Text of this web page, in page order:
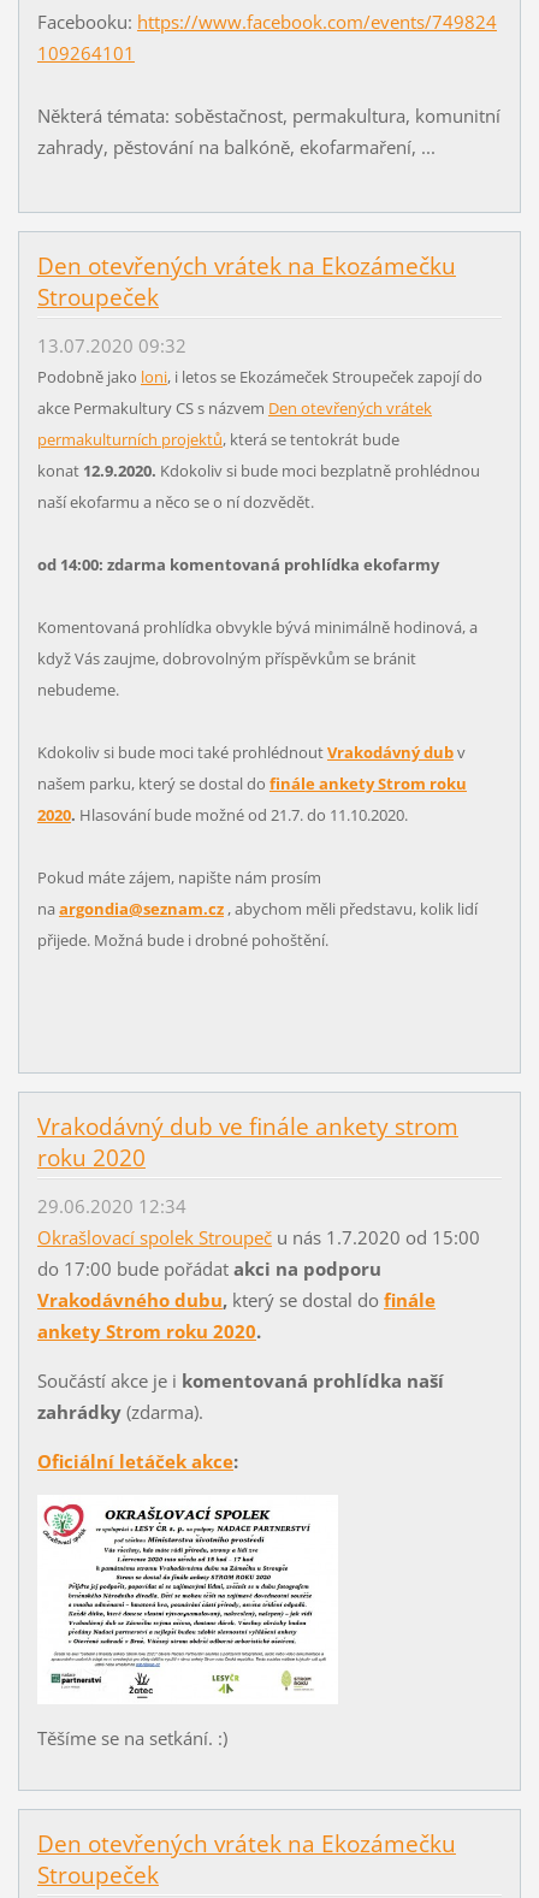
Facebooku: https://www.facebook.com/events/749824
109264101
Některá témata: soběstačnost, permakultura, komunitní
zahrady, pěstování na balkóně, ekofarmaření, ...
Den otevřených vrátek na Ekozámečku
Stroupeček
13.07.2020 09:32
Podobně jako loni, i letos se Ekozámeček Stroupeček zapojí do
akce Permakultury CS s názvem Den otevřených vrátek
permakulturních projektů, která se tentokrát bude
konat 12.9.2020. Kdokoliv si bude moci bezplatně prohlédnou
naší ekofarmu a něco se o ní dozvědět.
od 14:00: zdarma komentovaná prohlídka ekofarmy
Komentovaná prohlídka obvykle bývá minimálně hodinová, a
když Vás zaujme, dobrovolným příspěvkům se bránit
nebudeme.
Kdokoliv si bude moci také prohlédnoutVrakodávný dubv
našem parku, který se dostal do finále ankety Strom roku
2020. Hlasování bude možné od 21.7. do 11.10.2020.
Pokud máte zájem, napište nám prosím
na argondia@seznam.cz, abychom měli představu, kolik lidí
přijede. Možná bude i drobné pohoštění.
Vrakodávný dub ve finále ankety strom
roku 2020
29.06.2020 12:34
Okrašlovací spolek Stroupeču nás 1.7.2020 od 15:00
do 17:00 bude pořádat akci na podporu
Vrakodávného dubu, který se dostal do finále
ankety Strom roku 2020.
Součástí akce je i komentovaná prohlídka naší
zahrádky(zdarma).
Oficiální letáček akce:
Těšíme se na setkání. :)
Den otevřených vrátek na Ekozámečku
Stroupeček